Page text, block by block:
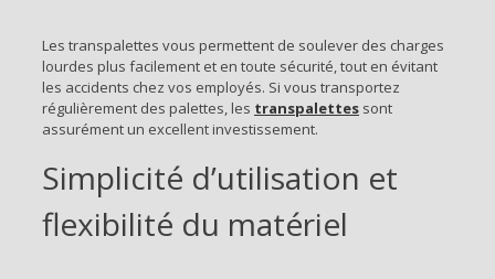
Les transpalettes vous permettent de soulever des charges
lourdes plus facilement et en toute sécurité, tout en évitant
les accidents chez vos employés. Si vous transportez
régulièrement des palettes, les transpalettes sont
assurément un excellent investissement.
Simplicité d’utilisation et
flexibilité du matériel